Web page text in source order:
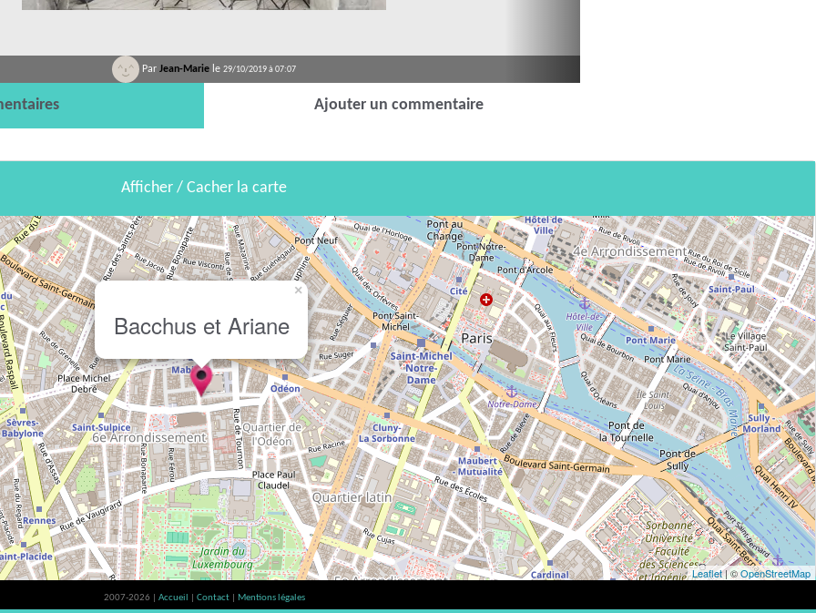
Par Jean-Marie le 29/10/2019 à 07:07
Ajouter un commentaire
Afficher / Cacher la carte
Bacchus et Ariane
×
Leaflet| ©OpenStreetMap
2007-2026 | Accueil Contact
Mentions légales